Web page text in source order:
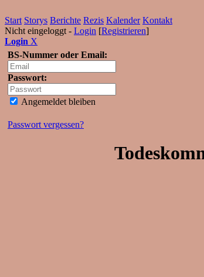
Start Storys Berichte Rezis Kalender Kontakt
Nicht eingeloggt - Login [Registrieren]
Login X
BS-Nummer oder Email:
Passwort:
Angemeldet bleiben
Passwort vergessen?